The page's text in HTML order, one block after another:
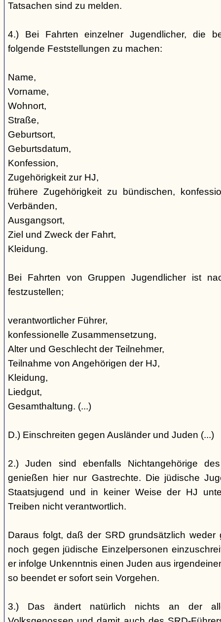
Tatsachen sind zu melden.
4.) Bei Fahrten einzelner Jugendlicher, die
folgende Feststellungen zu machen:
Name,
Vorname,
Wohnort,
Straße,
Geburtsort,
Geburtsdatum,
Konfession,
Zugehörigkeit zur HJ,
frühere Zugehörigkeit zu bündischen,
Verbänden,
Ausgangsort,
Ziel und Zweck der Fahrt,
Kleidung.
Bei Fahrten von Gruppen Jugendlicher ist
festzustellen;
verantwortlicher Führer,
konfessionelle Zusammensetzung,
Alter und Geschlecht der Teilnehmer,
Teilnahme von Angehörigen der HJ,
Kleidung,
Liedgut,
Gesamthaltung. (...)
D.) Einschreiten gegen Ausländer und Juden (...)
2.) Juden sind ebenfalls Nichtangehörige
genießen hier nur Gastrechte. Die jüdische
Staatsjugend und in keiner Weise der HJ
Treiben nicht verantwortlich.
Daraus folgt, daß der SRD grundsätzlich weder
noch gegen jüdische Einzelpersonen
er infolge Unkenntnis einen Juden aus
so beendet er sofort sein Vorgehen.
3.) Das ändert natürlich nichts an der